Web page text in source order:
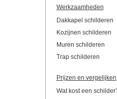
Werkzaamheden
Dakkapel schilderen
Kozijnen schilderen
Muren schilderen
Trap schilderen
Prijzen en vergelijken
Wat kost een